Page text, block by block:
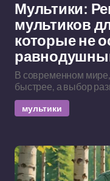
Мультики:
мультиков
которые не
В современном мире,
быстрее, а выбор
мультики